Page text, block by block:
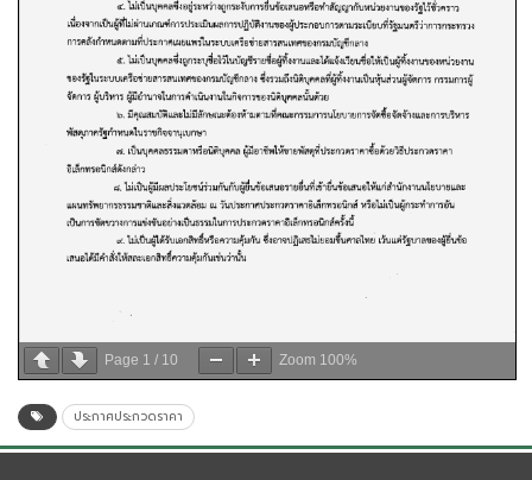
Page 1 / 10 Zoom 100%
ประกาศประกวดราคา